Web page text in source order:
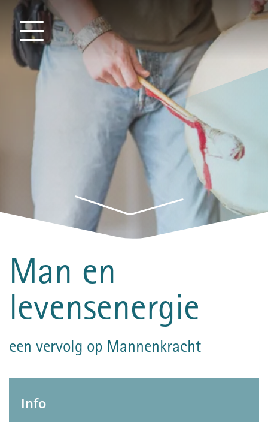
Man en
levensenergie
een vervolg op Mannenkracht
Info